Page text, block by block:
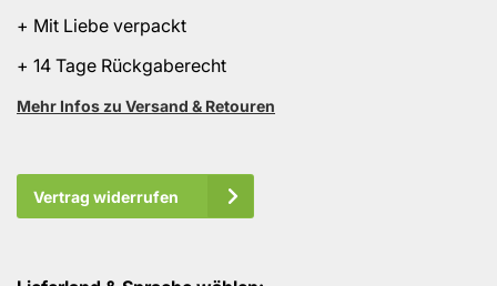
+ Mit Liebe verpackt
+ 14 Tage Rückgaberecht
Mehr Infos zu Versand & Retouren
Vertrag widerrufen